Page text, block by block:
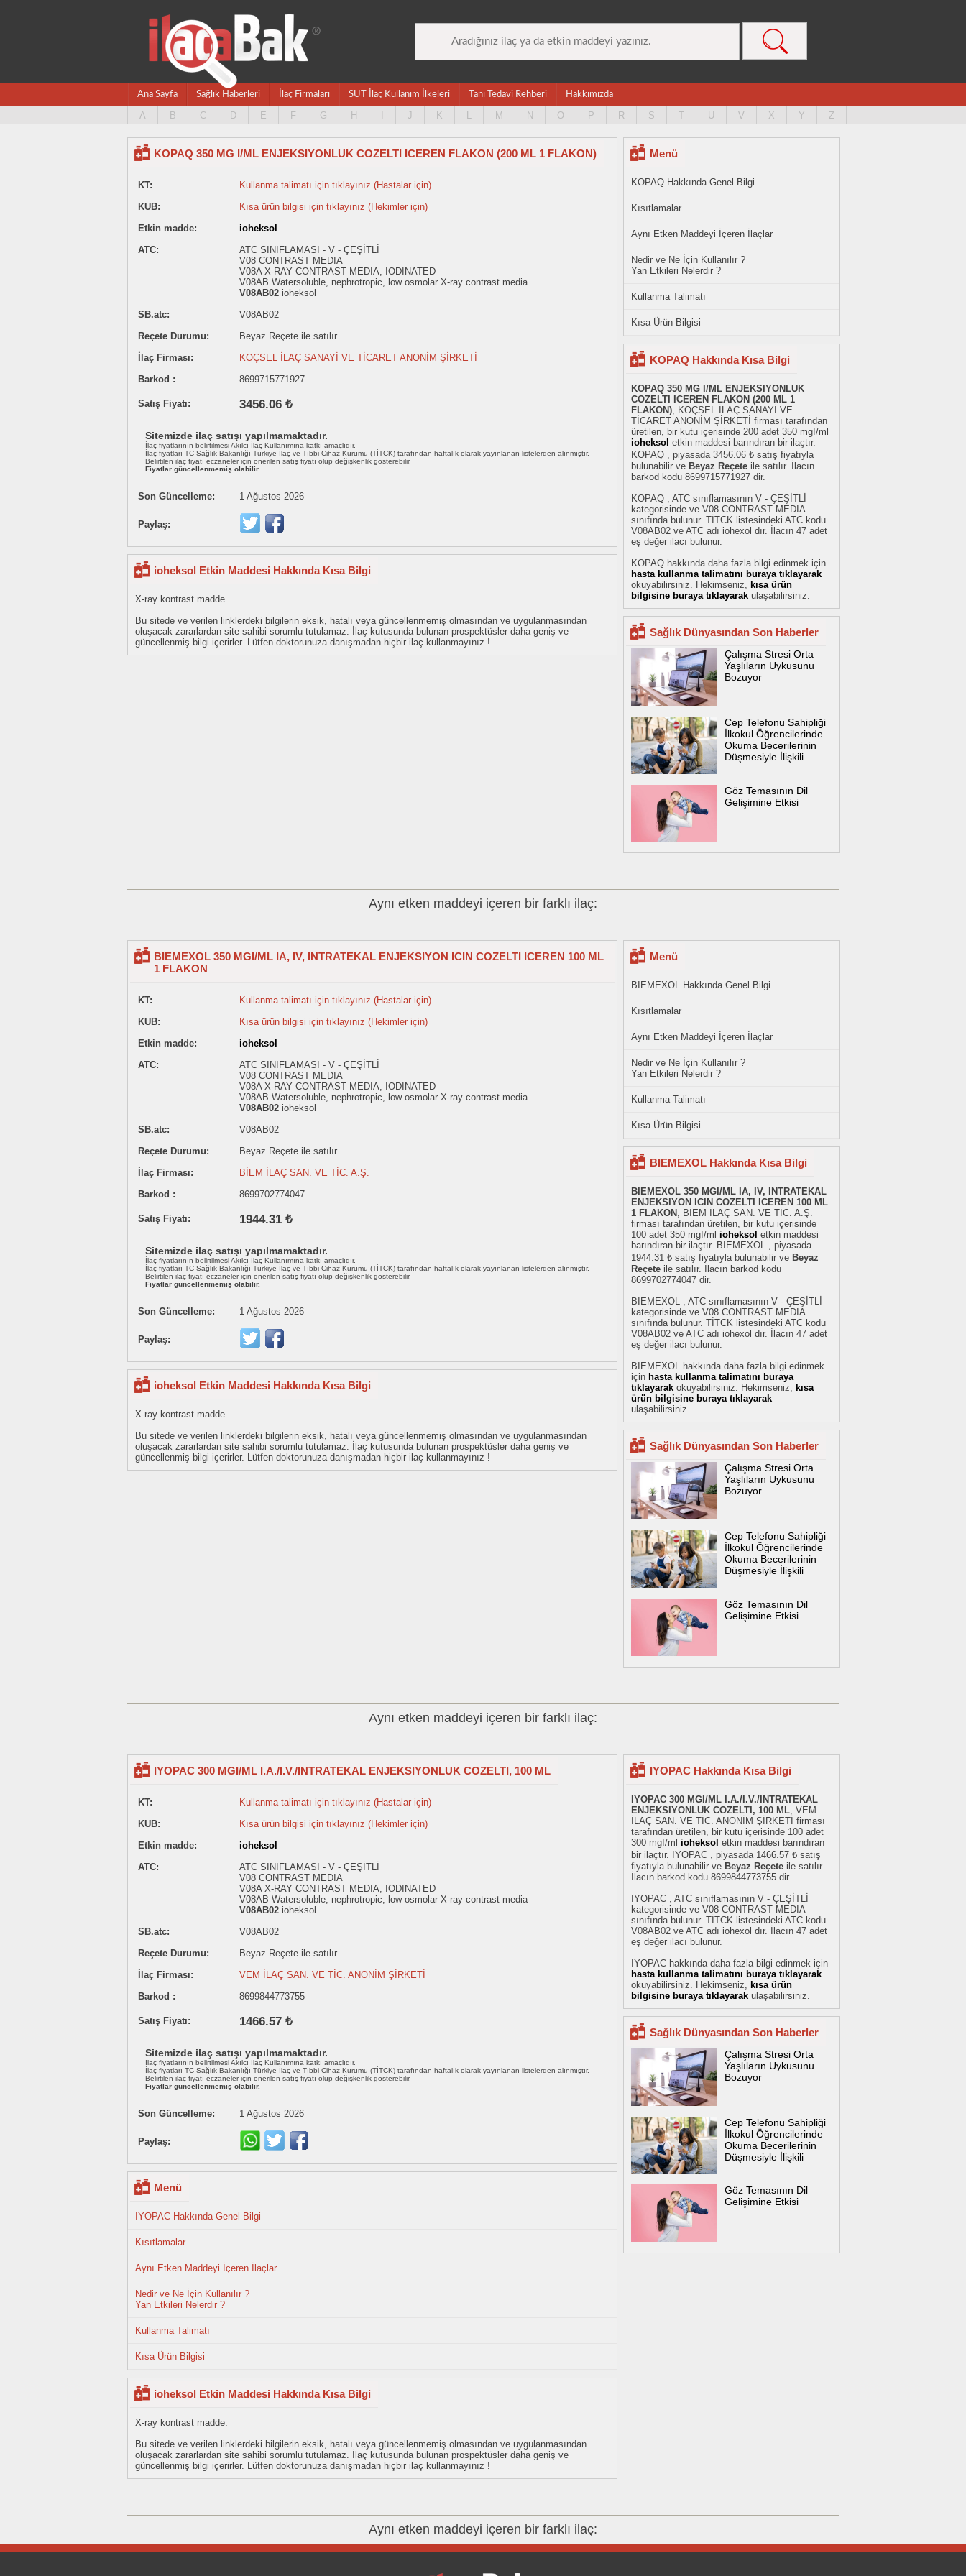
Ana Sayfa Sağlık Haberleri İlaç Firmaları SUT İlaç Kullanım İlkeleri Tanı Tedavi Rehberi Hakkımızda
A B C D E F G H J K L M N O P R S T U V X Y Z
KOPAQ 350 MG I/ML ENJEKSIYONLUK COZELTI ICEREN FLAKON (200 ML 1 FLAKON)
KT:
Kullanma talimatı için tıklayınız (Hastalar için)
KUB:
Kısa ürün bilgisi için tıklayınız (Hekimler için)
Etkin madde:
ioheksol
ATC:
ATC SINIFLAMASI - V - ÇEŞİTLİ
V08 CONTRAST MEDIA
V08A X-RAY CONTRAST MEDIA, IODINATED
V08AB Watersoluble, nephrotropic, low osmolar X-ray contrast media
V08AB02 ioheksol
SB.atc:
V08AB02
Reçete Durumu:
Beyaz Reçete ile satılır.
İlaç Firması:
KOÇSEL İLAÇ SANAYİ VE TİCARET ANONİM ŞİRKETİ
Barkod :
8699715771927
Satış Fiyatı: 3456.06 ₺
Sitemizde ilaç satışı yapılmamaktadır.
İlaç fiyatlarının belirtilmesi Akılcı İlaç Kullanımına katkı amaçlıdır.
İlaç fiyatları TC Sağlık Bakanlığı Türkiye İlaç ve Tıbbi Cihaz Kurumu (TİTCK) tarafından haftalık olarak yayınlanan listelerden alınmıştır.
Belirtilen ilaç fiyatı eczaneler için önerilen satış fiyatı olup değişkenlik gösterebilir.
Fiyatlar güncellenmemiş olabilir.
Son Güncelleme: 1 Ağustos 2026
Paylaş:
ioheksol Etkin Maddesi Hakkında Kısa Bilgi
X-ray kontrast madde.
Bu sitede ve verilen linklerdeki bilgilerin eksik, hatalı veya güncellenmemiş olmasından ve uygulanmasından
oluşacak zararlardan site sahibi sorumlu tutulamaz. İlaç kutusunda bulunan prospektüsler daha geniş ve
güncellenmiş bilgi içerirler. Lütfen doktorunuza danışmadan hiçbir ilaç kullanmayınız !
Menü
KOPAQ Hakkında Genel Bilgi
Kısıtlamalar
Aynı Etken Maddeyi İçeren İlaçlar
Nedir ve Ne İçin Kullanılır ?
Yan Etkileri Nelerdir ?
Kullanma Talimatı
Kısa Ürün Bilgisi
KOPAQ Hakkında Kısa Bilgi
KOPAQ 350 MG I/ML ENJEKSIYONLUK
COZELTI ICEREN FLAKON (200 ML 1
FLAKON), KOÇSEL İLAÇ SANAYİ VE
TİCARET ANONİM ŞİRKETİ firması tarafından
üretilen, bir kutu içerisinde 200 adet 350 mgI/ml
ioheksol etkin maddesi barındıran bir ilaçtır.
KOPAQ , piyasada 3456.06 ₺ satış fiyatıyla
bulunabilir ve Beyaz Reçete ile satılır. İlacın
barkod kodu 8699715771927 dir.
KOPAQ , ATC sınıflamasının V - ÇEŞİTLİ
kategorisinde ve V08 CONTRAST MEDIA
sınıfında bulunur. TİTCK listesindeki ATC kodu
V08AB02 ve ATC adı iohexol dır. İlacın 47 adet
eş değer ilacı bulunur.
KOPAQ hakkında daha fazla bilgi edinmek için
hasta kullanma talimatını buraya tıklayarak
okuyabilirsiniz. Hekimseniz, kısa ürün
bilgisine buraya tıklayarak ulaşabilirsiniz.
Sağlık Dünyasından Son Haberler
Çalışma Stresi Orta
Yaşlıların Uykusunu
Bozuyor
Cep Telefonu Sahipliği
İlkokul Öğrencilerinde
Okuma Becerilerinin
Düşmesiyle İlişkili
Göz Temasının Dil
Gelişimine Etkisi
Aynı etken maddeyi içeren bir farklı ilaç:
BIEMEXOL 350 MGI/ML IA, IV, INTRATEKAL ENJEKSIYON ICIN COZELTI ICEREN 100 ML
1 FLAKON
KT:
Kullanma talimatı için tıklayınız (Hastalar için)
KUB:
Kısa ürün bilgisi için tıklayınız (Hekimler için)
Etkin madde:
ioheksol
ATC:
ATC SINIFLAMASI - V - ÇEŞİTLİ
V08 CONTRAST MEDIA
V08A X-RAY CONTRAST MEDIA, IODINATED
V08AB Watersoluble, nephrotropic, low osmolar X-ray contrast media
V08AB02 ioheksol
SB.atc:
V08AB02
Reçete Durumu:
Beyaz Reçete ile satılır.
İlaç Firması:
BİEM İLAÇ SAN. VE TİC. A.Ş.
Barkod :
8699702774047
Satış Fiyatı: 1944.31 ₺
Sitemizde ilaç satışı yapılmamaktadır.
İlaç fiyatlarının belirtilmesi Akılcı İlaç Kullanımına katkı amaçlıdır.
İlaç fiyatları TC Sağlık Bakanlığı Türkiye İlaç ve Tıbbi Cihaz Kurumu (TİTCK) tarafından haftalık olarak yayınlanan listelerden alınmıştır.
Belirtilen ilaç fiyatı eczaneler için önerilen satış fiyatı olup değişkenlik gösterebilir.
Fiyatlar güncellenmemiş olabilir.
Son Güncelleme: 1 Ağustos 2026
Paylaş:
ioheksol Etkin Maddesi Hakkında Kısa Bilgi
X-ray kontrast madde.
Bu sitede ve verilen linklerdeki bilgilerin eksik, hatalı veya güncellenmemiş olmasından ve uygulanmasından
oluşacak zararlardan site sahibi sorumlu tutulamaz. İlaç kutusunda bulunan prospektüsler daha geniş ve
güncellenmiş bilgi içerirler. Lütfen doktorunuza danışmadan hiçbir ilaç kullanmayınız !
Menü
BIEMEXOL Hakkında Genel Bilgi
Kısıtlamalar
Aynı Etken Maddeyi İçeren İlaçlar
Nedir ve Ne İçin Kullanılır ?
Yan Etkileri Nelerdir ?
Kullanma Talimatı
Kısa Ürün Bilgisi
BIEMEXOL Hakkında Kısa Bilgi
BIEMEXOL 350 MGI/ML IA, IV, INTRATEKAL
ENJEKSIYON ICIN COZELTI ICEREN 100 ML
1 FLAKON , BİEM İLAÇ SAN. VE TİC. A.Ş.
firması tarafından üretilen, bir kutu içerisinde
100 adet 350 mgI/ml ioheksol etkin maddesi
barındıran bir ilaçtır. BIEMEXOL , piyasada
1944.31 ₺ satış fiyatıyla bulunabilir ve Beyaz
Reçete ile satılır. İlacın barkod kodu
8699702774047 dir.
BIEMEXOL , ATC sınıflamasının V - ÇEŞİTLİ
kategorisinde ve V08 CONTRAST MEDIA
sınıfında bulunur. TİTCK listesindeki ATC kodu
V08AB02 ve ATC adı iohexol dır. İlacın 47 adet
eş değer ilacı bulunur.
BIEMEXOL hakkında daha fazla bilgi edinmek
için hasta kullanma talimatını buraya
tıklayarak okuyabilirsiniz. Hekimseniz, kısa
ürün bilgisine buraya tıklayarak
ulaşabilirsiniz.
Sağlık Dünyasından Son Haberler
Çalışma Stresi Orta
Yaşlıların Uykusunu
Bozuyor
Cep Telefonu Sahipliği
İlkokul Öğrencilerinde
Okuma Becerilerinin
Düşmesiyle İlişkili
Göz Temasının Dil
Gelişimine Etkisi
Aynı etken maddeyi içeren bir farklı ilaç:
IYOPAC 300 MGI/ML I.A./I.V./INTRATEKAL ENJEKSIYONLUK COZELTI, 100 ML
KT:
Kullanma talimatı için tıklayınız (Hastalar için)
KUB:
Kısa ürün bilgisi için tıklayınız (Hekimler için)
Etkin madde:
ioheksol
ATC:
ATC SINIFLAMASI - V - ÇEŞİTLİ
V08 CONTRAST MEDIA
V08A X-RAY CONTRAST MEDIA, IODINATED
V08AB Watersoluble, nephrotropic, low osmolar X-ray contrast media
V08AB02 ioheksol
SB.atc:
V08AB02
Reçete Durumu:
Beyaz Reçete ile satılır.
İlaç Firması:
VEM İLAÇ SAN. VE TİC. ANONİM ŞİRKETİ
Barkod :
8699844773755
Satış Fiyatı: 1466.57 ₺
Sitemizde ilaç satışı yapılmamaktadır.
İlaç fiyatlarının belirtilmesi Akılcı İlaç Kullanımına katkı amaçlıdır.
İlaç fiyatları TC Sağlık Bakanlığı Türkiye İlaç ve Tıbbi Cihaz Kurumu (TİTCK) tarafından haftalık olarak yayınlanan listelerden alınmıştır.
Belirtilen ilaç fiyatı eczaneler için önerilen satış fiyatı olup değişkenlik gösterebilir.
Fiyatlar güncellenmemiş olabilir.
Son Güncelleme: 1 Ağustos 2026
Paylaş:
Menü
IYOPAC Hakkında Genel Bilgi
Kısıtlamalar
Aynı Etken Maddeyi İçeren İlaçlar
Nedir ve Ne İçin Kullanılır ?
Yan Etkileri Nelerdir ?
Kullanma Talimatı
Kısa Ürün Bilgisi
ioheksol Etkin Maddesi Hakkında Kısa Bilgi
X-ray kontrast madde.
Bu sitede ve verilen linklerdeki bilgilerin eksik, hatalı veya güncellenmemiş olmasından ve uygulanmasından
oluşacak zararlardan site sahibi sorumlu tutulamaz. İlaç kutusunda bulunan prospektüsler daha geniş ve
güncellenmiş bilgi içerirler. Lütfen doktorunuza danışmadan hiçbir ilaç kullanmayınız !
IYOPAC Hakkında Kısa Bilgi
IYOPAC 300 MGI/ML I.A./I.V./INTRATEKAL
ENJEKSIYONLUK COZELTI, 100 ML , VEM
İLAÇ SAN. VE TİC. ANONİM ŞİRKETİ firması
tarafından üretilen, bir kutu içerisinde 100 adet
300 mgI/ml ioheksol etkin maddesi barındıran
bir ilaçtır. IYOPAC , piyasada 1466.57 ₺ satış
fiyatıyla bulunabilir ve Beyaz Reçete ile satılır.
İlacın barkod kodu 8699844773755 dir.
IYOPAC , ATC sınıflamasının V - ÇEŞİTLİ
kategorisinde ve V08 CONTRAST MEDIA
sınıfında bulunur. TİTCK listesindeki ATC kodu
V08AB02 ve ATC adı iohexol dır. İlacın 47 adet
eş değer ilacı bulunur.
IYOPAC hakkında daha fazla bilgi edinmek için
hasta kullanma talimatını buraya tıklayarak
okuyabilirsiniz. Hekimseniz,
kısa ürün
bilgisine buraya tıklayarak ulaşabilirsiniz.
Sağlık Dünyasından Son Haberler
Çalışma Stresi Orta
Yaşlıların Uykusunu
Bozuyor
Cep Telefonu Sahipliği
İlkokul Öğrencilerinde
Okuma Becerilerinin
Düşmesiyle İlişkili
Göz Temasının Dil
Gelişimine Etkisi
Aynı etken maddeyi içeren bir farklı ilaç: